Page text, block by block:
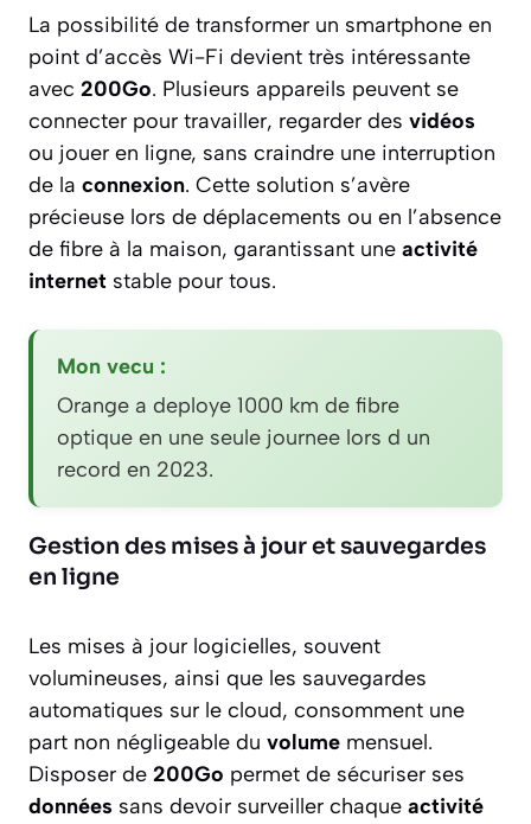
La possibilité de transformer un smartphone en
point d’accès Wi-Fi devient très intéressante
avec 200Go. Plusieurs appareils peuvent se
connecter pour travailler, regarder des vidéos
ou jouer en ligne, sans craindre une interruption
de la connexion. Cette solution s’avère
précieuse lors de déplacements ou en l’absence
de fibre à la maison, garantissant une activité
internet stable pour tous.
Mon vecu :
Orange a deploye 1000 km de fibre
optique en une seule journee lors d un
record en 2023.
Gestion des mises à jour et sauvegardes
en ligne
Les mises à jour logicielles, souvent
volumineuses, ainsi que les sauvegardes
automatiques sur le cloud, consomment une
part non négligeable du volume mensuel.
Disposer de 200Go permet de sécuriser ses
données sans devoir surveiller chaque activité